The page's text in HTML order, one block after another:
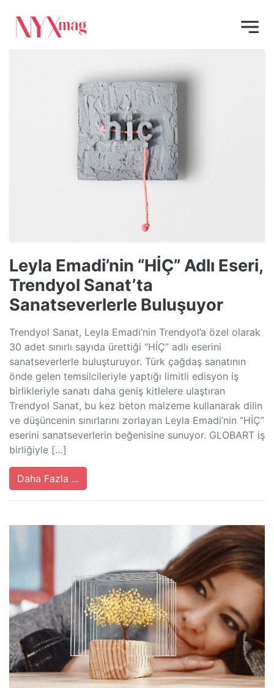
Leyla Emadi’nin “HİÇ” Adlı Eseri,
Trendyol Sanat’ta
Sanatseverlerle Buluşuyor
Trendyol Sanat, Leyla Emadi’nin Trendyol’a özel olarak
30 adet sınırlı sayıda ürettiği “HİÇ” adlı eserini
sanatseverlerle buluşturuyor. Türk çağdaş sanatının
önde gelen temsilcileriyle yaptığı limitli edisyon iş
birlikleriyle sanatı daha geniş kitlelere ulaştıran
Trendyol Sanat, bu kez beton malzeme kullanarak dilin
ve düşüncenin sınırlarını zorlayan Leyla Emadi’nin “HİÇ”
eserini sanatseverlerin beğenisine sunuyor. GLOBART iş
birliğiyle […]
Daha Fazla ...